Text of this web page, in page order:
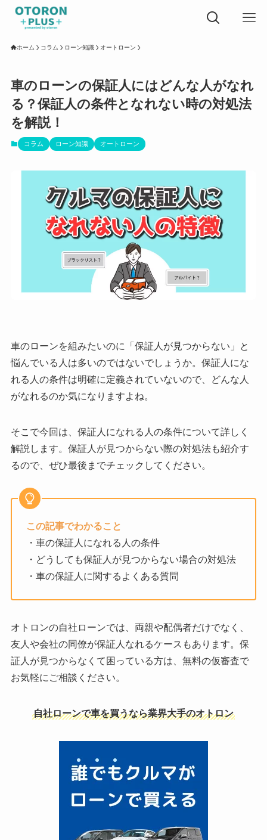
ホーム コラム ローン知識 オートローン
車のローンの保証人にはどんな人がなれ
る？保証人の条件となれない時の対処法
を解説！
コラム ローン知識 オートローン
車のローンを組みたいのに「保証人が見つからない」と
悩んでいる人は多いのではないでしょうか。保証人にな
れる人の条件は明確に定義されていないので、どんな人
がなれるのか気になりますよね。
そこで今回は、保証人になれる人の条件について詳しく
解説します。保証人が見つからない際の対処法も紹介す
るので、ぜひ最後までチェックしてください。
この記事でわかること
・車の保証人になれる人の条件
・どうしても保証人が見つからない場合の対処法
・車の保証人に関するよくある質問
オトロンの自社ローンでは、両親や配偶者だけでなく、
友人や会社の同僚が保証人なれるケースもあります。保
証人が見つからなくて困っている方は、無料の仮審査で
お気軽にご相談ください。
自社ローンで車を買うなら業界大手のオトロン